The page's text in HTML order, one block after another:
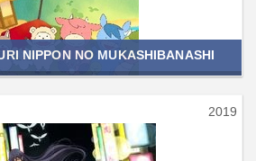
NIPPON NO MUKASHIBANASHI
2019